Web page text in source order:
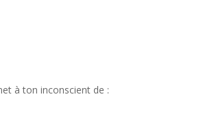
à ton inconscient de :